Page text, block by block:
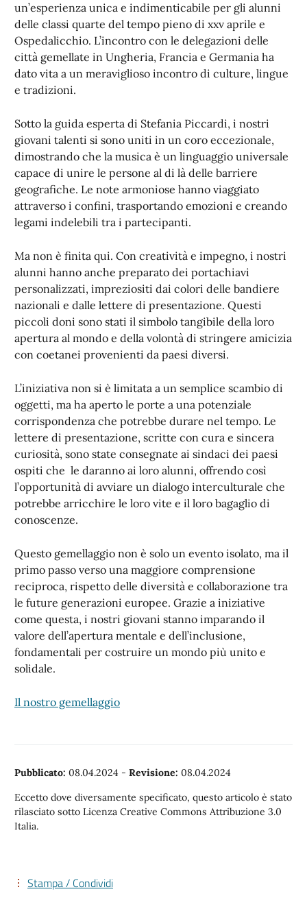
un’esperienza unica e indimenticabile per gli alunni
delle classi quarte del tempo pieno di xxv aprile e
Ospedalicchio. L’incontro con le delegazioni delle
città gemellate in Ungheria, Francia e Germania ha
dato vita a un meraviglioso incontro di culture, lingue
e tradizioni.
Sotto la guida esperta di Stefania Piccardi, i nostri
giovani talenti si sono uniti in un coro eccezionale,
dimostrando che la musica è un linguaggio universale
capace di unire le persone al di là delle barriere
geografiche. Le note armoniose hanno viaggiato
attraverso i confini, trasportando emozioni e creando
legami indelebili tra i partecipanti.
Ma non è finita qui. Con creatività e impegno, i nostri
alunni hanno anche preparato dei portachiavi
personalizzati, impreziositi dai colori delle bandiere
nazionali e dalle lettere di presentazione. Questi
piccoli doni sono stati il simbolo tangibile della loro
apertura al mondo e della volontà di stringere amicizia
con coetanei provenienti da paesi diversi.
L’iniziativa non si è limitata a un semplice scambio di
oggetti, ma ha aperto le porte a una potenziale
corrispondenza che potrebbe durare nel tempo. Le
lettere di presentazione, scritte con cura e sincera
curiosità, sono state consegnate ai sindaci dei paesi
ospiti che le daranno ai loro alunni, offrendo così
l’opportunità di avviare un dialogo interculturale che
potrebbe arricchire le loro vite e il loro bagaglio di
conoscenze.
Questo gemellaggio non è solo un evento isolato, ma il
primo passo verso una maggiore comprensione
reciproca, rispetto delle diversità e collaborazione tra
le future generazioni europee. Grazie a iniziative
come questa, i nostri giovani stanno imparando il
valore dell’apertura mentale e dell’inclusione,
fondamentali per costruire un mondo più unito e
solidale.
Il nostro gemellaggio
Pubblicato: 08.04.2024 - Revisione: 08.04.2024
Eccetto dove diversamente specificato, questo articolo è stato
rilasciato sotto Licenza Creative Commons Attribuzione 3.0
Italia.
Stampa / Condividi